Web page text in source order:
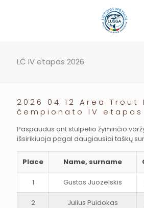
LČ IV etapas 2026
2026 04 12 Area Trout
čempionato IV etapas
Paspaudus ant stulpelio žyminčio
išsirikiuoja pagal daugiausiai taškų
Place Name, surname
1 Gustas Juozelskis
2 Julius Puidokas